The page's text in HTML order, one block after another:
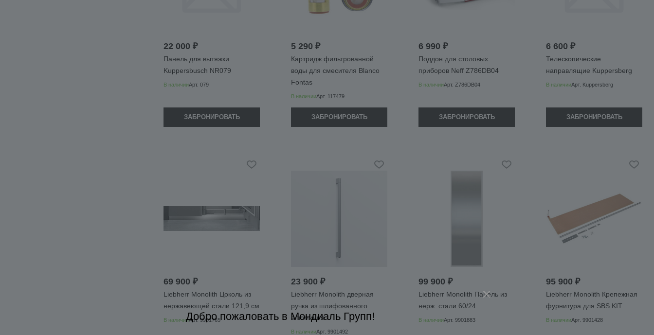
22 000 ₽
Панель для вытяжки
Kuppersbusch NR079
В наличииАрт. 079
ЗАБРОНИРОВАТЬ
5 290 ₽
Картридж фильтрованной
воды для смесителя Blanco
Fontas
В наличииАрт. 117479
ЗАБРОНИРОВАТЬ
6 990 ₽
Поддон для столовых
приборов Neff Z786DB04
В наличииАрт. Z786DB04
ЗАБРОНИРОВАТЬ
6 600 ₽
Телескопические
направлящие Kuppersberg
В наличииАрт. Kuppersberg
ЗАБРОНИРОВАТЬ
69 900 ₽
Liebherr Monolith Цоколь из
нержавеющей стали 121,9 см
В наличииАрт.9901765
23 900 ₽
Liebherr Monolith дверная
ручка из шлифованного
алюминия
В наличииАрт. 9901492
99 900 ₽
Liebherr Monolith Панель из
нерж. стали 60/24
В наличииАрт. 9901883
95 900 ₽
Liebherr Monolith Крепежная
фурнитура для SBS KIT
В наличииАрт. 9901428
Добро пожаловать в Мондиаль Групп!